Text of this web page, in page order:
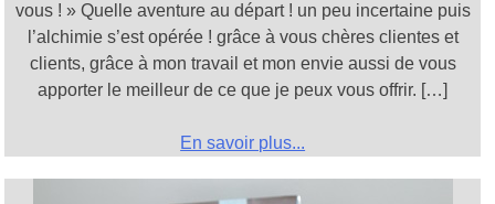
vous ! » Quelle aventure au départ ! un peu incertaine puis
l’alchimie s’est opérée ! grâce à vous chères clientes et
clients, grâce à mon travail et mon envie aussi de vous
apporter le meilleur de ce que je peux vous offrir. […]
En savoir plus...